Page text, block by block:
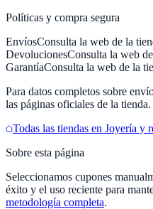
Políticas y compra segura
EnvíosConsulta la web de la
DevolucionesConsulta la web
GarantíaConsulta la web de la
Para datos completos sobre
las páginas oficiales de la tienda.
Todas las tiendas en Joyería y
Sobre esta página
Seleccionamos cupones
éxito y el uso reciente para
metodología completa.